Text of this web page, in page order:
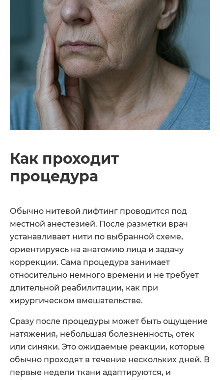
Как проходит
процедура
Обычно нитевой лифтинг проводится под
местной анестезией. После разметки врач
устанавливает нити по выбранной схеме,
ориентируясь на анатомию лица и задачу
коррекции. Сама процедура занимает
относительно немного времени и не требует
длительной реабилитации, как при
хирургическом вмешательстве.
Сразу после процедуры может быть ощущение
натяжения, небольшая болезненность, отек
или синяки. Это ожидаемые реакции, которые
обычно проходят в течение нескольких дней. В
первые недели ткани адаптируются, и